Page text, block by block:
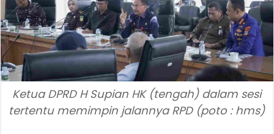
Ketua DPRD H Supian HK (tengah) dalam sesi
tertentu memimpin jalannya RPD (poto : hms)